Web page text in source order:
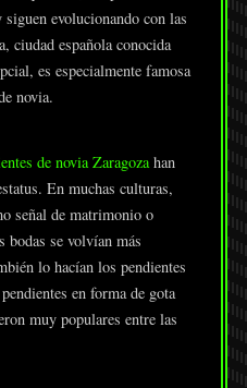
evolucionando con las
ciudad española conocida
es especialmente famosa
novia.
de novia Zaragozahan
En muchas culturas,
señal de matrimonio o
bodas se volvían más
lo hacían los pendientes
en forma de gota
muy populares entre las